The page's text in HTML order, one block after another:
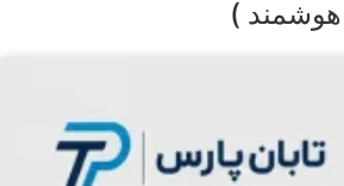
هوشمند )